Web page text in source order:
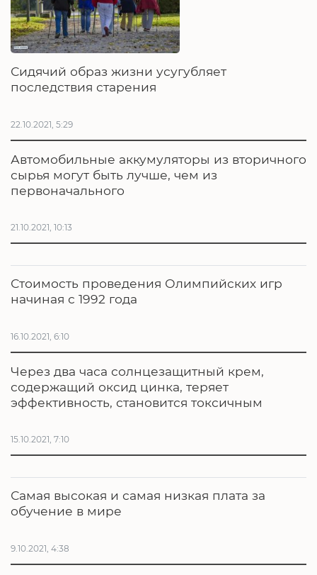
Сидячий образ жизни усугубляет
последствия старения
22.10.2021, 5:29
Автомобильные аккумуляторы из вторичного
сырья могут быть лучше, чем из
первоначального
21.10.2021, 10:13
Стоимость проведения Олимпийских игр
начиная с 1992 года
16.10.2021, 6:10
Через два часа солнцезащитный крем,
содержащий оксид цинка, теряет
эффективность, становится токсичным
15.10.2021, 7:10
Самая высокая и самая низкая плата за
обучение в мире
9.10.2021, 4:38